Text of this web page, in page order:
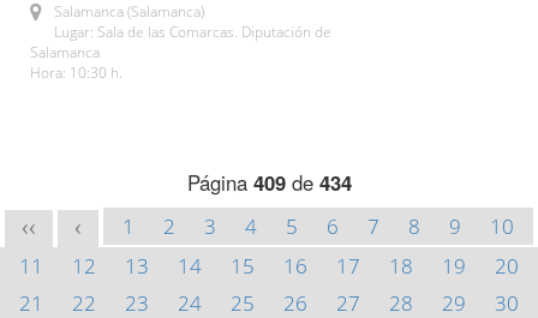
Salamanca (Salamanca)
Lugar: Sala de las Comarcas. Diputación de
Salamanca
Hora: 10:30 h.
Página 409de 434
<< < 1 2 3 4 5 6 7 8 9
10
11
12 13 14 15 16 17 18 19
20
21
22 23 24 25 26 27 28 29
30